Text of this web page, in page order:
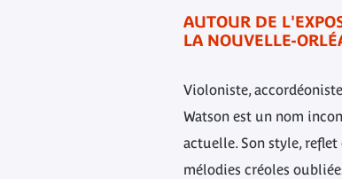
AUTOUR DE
LA NOUVELLE-
Violoniste,
Watson est un nom
actuelle. Son style,
mélodies créoles